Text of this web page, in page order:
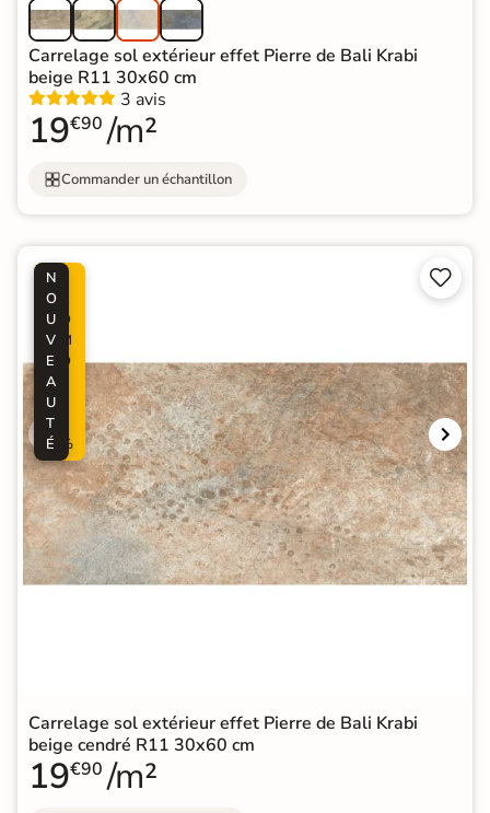
Carrelage sol extérieur effet Pierre de Bali Krabi
beige R11 30x60 cm
3 avis
19€90 /m²
Commander un échantillon
R
O
M
O
%
N
O
U
V
E
A
U
T
É


Carrelage sol extérieur effet Pierre de Bali Krabi
beige cendré R11 30x60 cm
19€90 /m²